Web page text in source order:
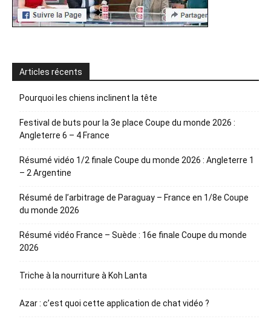
Articles récents
Pourquoi les chiens inclinent la tête
Festival de buts pour la 3e place Coupe du monde 2026 :
Angleterre 6 – 4 France
Résumé vidéo 1/2 finale Coupe du monde 2026 : Angleterre 1
– 2 Argentine
Résumé de l’arbitrage de Paraguay – France en 1/8e Coupe
du monde 2026
Résumé vidéo France – Suède : 16e finale Coupe du monde
2026
Triche à la nourriture à Koh Lanta
Azar : c’est quoi cette application de chat vidéo ?